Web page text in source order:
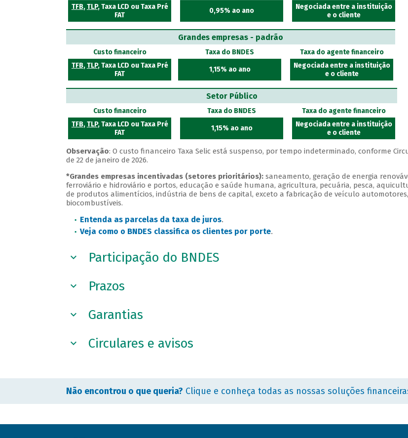
TFB,TLP, Taxa LCD ou Taxa Pré
FAT
0,95% ao ano
Negociada entre a instituição
e o cliente
Grandes empresas - padrão
Custo financeiro
TFB,TLP, Taxa LCD ou Taxa Pré
FAT
Taxa do BNDES
1,15% ao ano
Taxa do agente financeiro
Negociada entre a instituição
e o cliente
Setor Público
Custo financeiro
TFB,TLP, Taxa LCD ou Taxa Pré
FAT
Taxa do BNDES
1,15% ao ano
Taxa do agente financeiro
Negociada entre a instituição
e o cliente
Observação: O custo financeiro Taxa Selic está suspenso, por tempo indeterminado, conforme
de 22 de janeiro de 2026.
*Grandes empresas incentivadas (setores prioritários): saneamento, geração de energia
ferroviário e hidroviário e portos, educação e saúde humana, agricultura, pecuária, pesca,
de produtos alimentícios, indústria de bens de capital, exceto a fabricação de veículo
biocombustíveis.
Entenda as parcelas da taxa de juros.
Veja como o BNDES classifica os clientes por porte.
Participação do BNDES
Prazos
Garantias
Circulares e avisos
Não encontrou o que queria? Clique e conheça todas as nossas soluções